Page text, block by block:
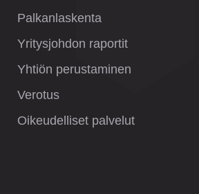
Palkanlaskenta
Yritysjohdon raportit
Yhtiön perustaminen
Verotus
Oikeudelliset palvelut